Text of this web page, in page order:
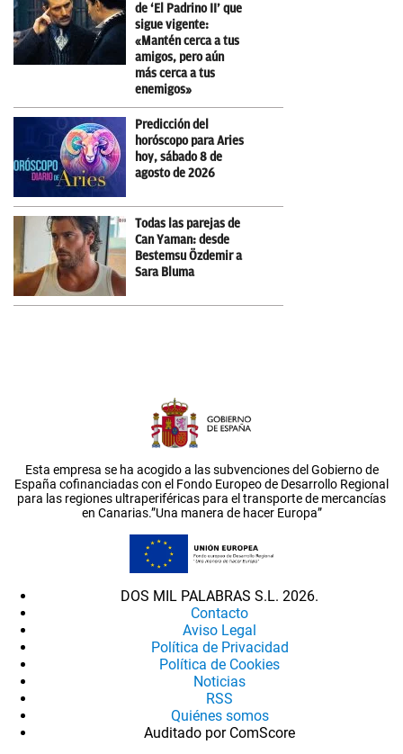
de ‘El Padrino II’ que
sigue vigente:
«Mantén cerca a tus
amigos, pero aún
más cerca a tus
enemigos»
Predicción del
horóscopo para Aries
hoy, sábado 8 de
agosto de 2026
Todas las parejas de
Can Yaman: desde
Bestemsu Özdemir a
Sara Bluma
Esta empresa se ha acogido a las subvenciones del Gobierno de
España cofinanciadas con el Fondo Europeo de Desarrollo Regional
para las regiones ultraperiféricas para el transporte de mercancías
en Canarias.”Una manera de hacer Europa”
DOS MIL PALABRAS S.L. 2026.
Contacto
Aviso Legal
Política de Privacidad
Política de Cookies
Noticias
RSS
Quiénes somos
Auditado por ComScore